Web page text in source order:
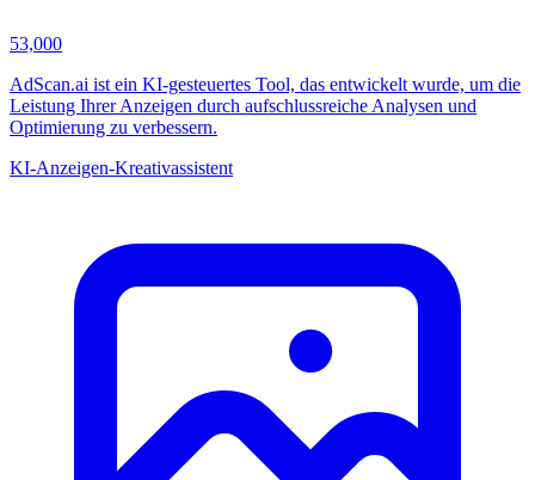
53,000
AdScan.ai ist ein KI-gesteuertes Tool, das entwickelt wurde, um die
Leistung Ihrer Anzeigen durch aufschlussreiche Analysen und
Optimierung zu verbessern.
KI-Anzeigen-Kreativassistent